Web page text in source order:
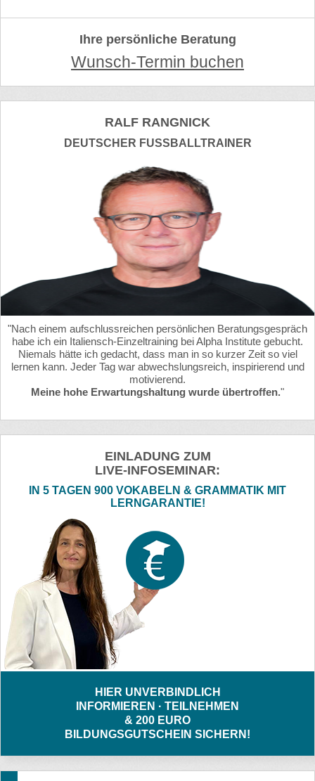
Ihre persönliche Beratung
Wunsch-Termin buchen
RALF RANGNICK
DEUTSCHER FUSSBALLTRAINER
"Nach einem aufschlussreichen persönlichen Beratungsgespräch
habe ich ein Italiensch-Einzeltraining bei Alpha Institute gebucht.
Niemals hätte ich gedacht, dass man in so kurzer Zeit so viel
lernen kann. Jeder Tag war abwechslungsreich, inspirierend und
motivierend.
Meine hohe Erwartungshaltung wurde übertroffen."
EINLADUNG ZUM
LIVE-INFOSEMINAR:
IN 5 TAGEN 900 VOKABELN & GRAMMATIK MIT
LERNGARANTIE!
HIER UNVERBINDLICH
INFORMIEREN · TEILNEHMEN
& 200 EURO
BILDUNGSGUTSCHEIN SICHERN!